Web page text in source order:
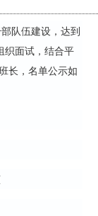
队伍建设，达到
织面试，结合平
长，名单公示如